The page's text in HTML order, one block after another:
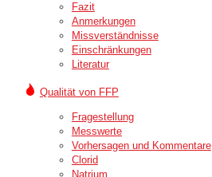
Fazit
Anmerkungen
Missverständnisse
Einschränkungen
Literatur
Qualität von FFP
Fragestellung
Messwerte
Vorhersagen und Kommentare
Clorid
Natrium